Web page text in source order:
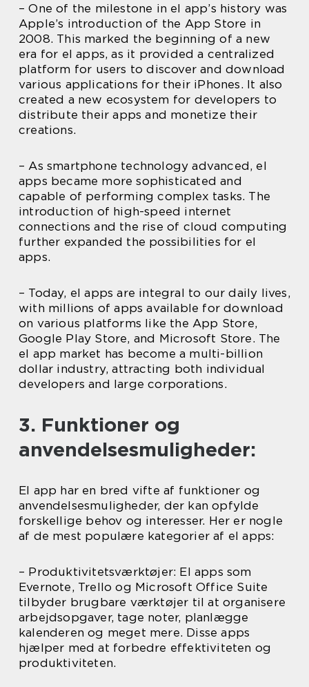
– One of the milestone in el app’s history was
Apple’s introduction of the App Store in
2008. This marked the beginning of a new
era for el apps, as it provided a centralized
platform for users to discover and download
various applications for their iPhones. It also
created a new ecosystem for developers to
distribute their apps and monetize their
creations.
– As smartphone technology advanced, el
apps became more sophisticated and
capable of performing complex tasks. The
introduction of high-speed internet
connections and the rise of cloud computing
further expanded the possibilities for el
apps.
– Today, el apps are integral to our daily lives,
with millions of apps available for download
on various platforms like the App Store,
Google Play Store, and Microsoft Store. The
el app market has become a multi-billion
dollar industry, attracting both individual
developers and large corporations.
3. Funktioner og
anvendelsesmuligheder:
El app har en bred vifte af funktioner og
anvendelsesmuligheder, der kan opfylde
forskellige behov og interesser. Her er nogle
af de mest populære kategorier af el apps:
– Produktivitetsværktøjer: El apps som
Evernote, Trello og Microsoft Office Suite
tilbyder brugbare værktøjer til at organisere
arbejdsopgaver, tage noter, planlægge
kalenderen og meget mere. Disse apps
hjælper med at forbedre effektiviteten og
produktiviteten.